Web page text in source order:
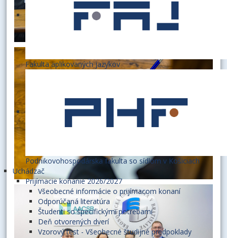
Fakulta aplikovaných jazykov
Podnikovohospodárska fakulta so sídlom v Košiciach
Uchádzač
Prijímacie konanie 2026/2027
Všeobecné informácie o prijímacom konaní
Odporúčaná literatúra
Študenti so špecifickými potrebami
Deň otvorených dverí
Vzorový test - Všeobecné študijné predpoklady